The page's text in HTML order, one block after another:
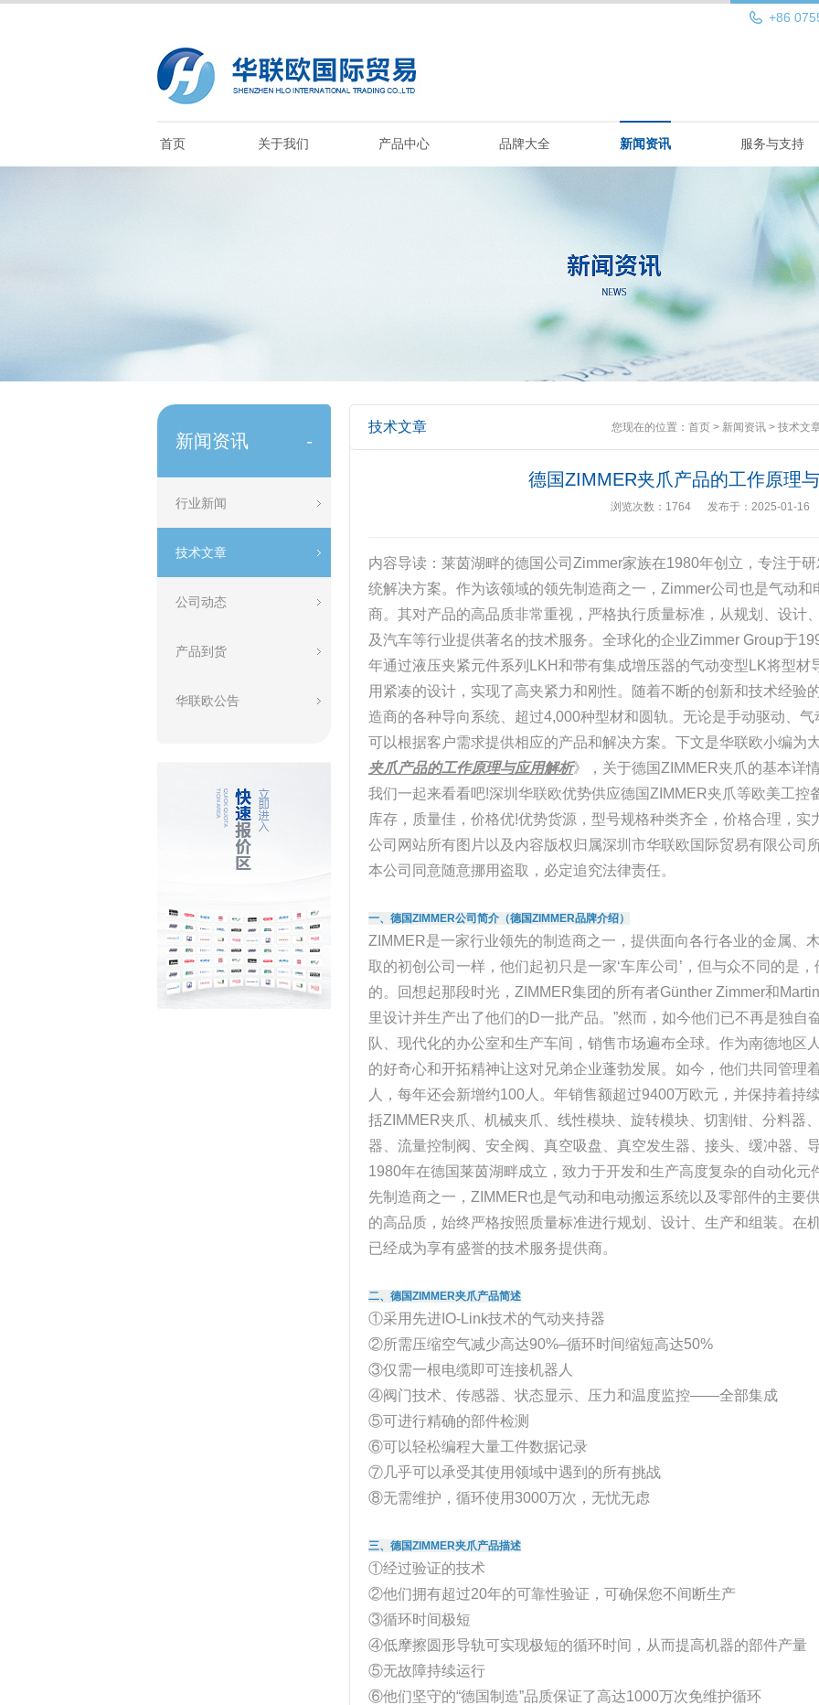
+86
首页 关于我们 产品中心 品牌大全 新闻资讯 服务与支持
新闻资讯 -
行业新闻
技术文章
公司动态
产品到货
华联欧公告
技术文章 您现在的位置： 首页 > 新闻资讯 > 技术文
德国ZIMMER夹爪产品的工作原理
浏览次数：1764 发布于：2025-01-16
内容导读：莱茵湖畔的德国公司Zimmer家族在1980年创立，专注于
统解决方案。作为该领域的领先制造商之一，Zimmer公司也是气动
商。其对产品的高品质非常重视，严格执行质量标准，从规划、设计
及汽车等行业提供著名的技术服务。全球化的企业Zimmer Group于
年通过液压夹紧元件系列LKH和带有集成增压器的气动变型LK将型材
用紧凑的设计，实现了高夹紧力和刚性。随着不断的创新和技术经验
造商的各种导向系统、超过4,000种型材和圆轨。无论是手动驱动、
可以根据客户需求提供相应的产品和解决方案。下文是华联欧小编为
夹爪产品的工作原理与应用解析》，关于德国ZIMMER夹爪的基本详
我们一起来看看吧!深圳华联欧优势供应德国ZIMMER夹爪等欧美工控
库存，质量佳，价格优!优势货源，型号规格种类齐全，价格合理，
公司网站所有图片以及内容版权归属深圳市华联欧国际贸易有限公司
本公司同意随意挪用盗取，必定追究法律责任。
一、德国ZIMMER公司简介（德国ZIMMER品牌介绍）
ZIMMER是一家行业领先的制造商之一，提供面向各行各业的金属、
取的初创公司一样，他们起初只是一家‘车库公司’，但与众不同的是
的。回想起那段时光，ZIMMER集团的所有者Günther Zimmer和
里设计并生产出了他们的D一批产品。”然而，如今他们已不再是独自
队、现代化的办公室和生产车间，销售市场遍布全球。作为南德地区
的好奇心和开拓精神让这对兄弟企业蓬勃发展。如今，他们共同管理
人，每年还会新增约100人。年销售额超过9400万欧元，并保持着持
括ZIMMER夹爪、机械夹爪、线性模块、旋转模块、切割钳、分料器
器、流量控制阀、安全阀、真空吸盘、真空发生器、接头、缓冲器、
1980年在德国莱茵湖畔成立，致力于开发和生产高度复杂的自动化元
先制造商之一，ZIMMER也是气动和电动搬运系统以及零部件的主要
的高品质，始终严格按照质量标准进行规划、设计、生产和组装。在
已经成为享有盛誉的技术服务提供商。
二、德国ZIMMER夹爪产品简述
①采用先进IO-Link技术的气动夹持器
②所需压缩空气减少高达90%–循环时间缩短高达50%
③仅需一根电缆即可连接机器人
④阀门技术、传感器、状态显示、压力和温度监控——全部集成
⑤可进行精确的部件检测
⑥可以轻松编程大量工件数据记录
⑦几乎可以承受其使用领域中遇到的所有挑战
⑧无需维护，循环使用3000万次，无忧无虑
三、德国ZIMMER夹爪产品描述
①经过验证的技术
②他们拥有超过20年的可靠性验证，可确保您不间断生产
③循环时间极短
④低摩擦圆形导轨可实现极短的循环时间，从而提高机器的部件产量
⑤无故障持续运行
⑥他们坚守的“德国制造”品质保证了高达1000万次免维护循环